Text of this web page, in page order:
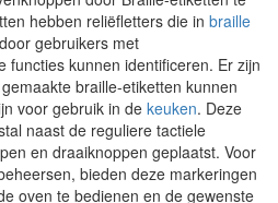
hebben reliëfletters die in braille
gebruikers met
functies kunnen identificeren. Er zijn
braille-etiketten kunnen
voor gebruik in de keuken. Deze
naast de reguliere tactiele
en draaiknoppen geplaatst. Voor
bieden deze markeringen
oven te bedienen en de gewenste